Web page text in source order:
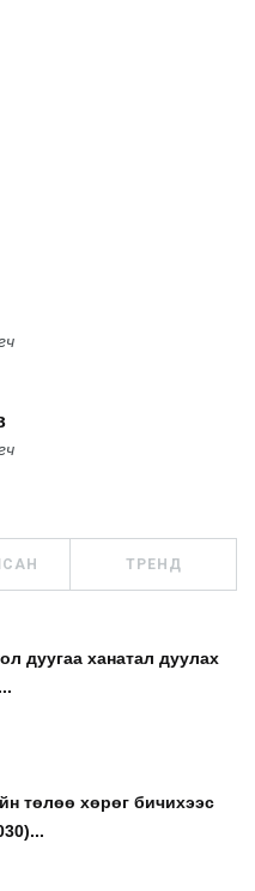
ТРЕНД
дуугаа ханатал дуулах
төлөө хөрөг бичихээс